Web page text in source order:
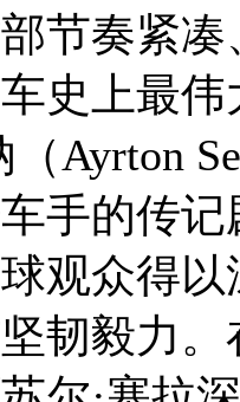
节奏紧
史上最
（Ayrton
手的传
观众得
韧毅力